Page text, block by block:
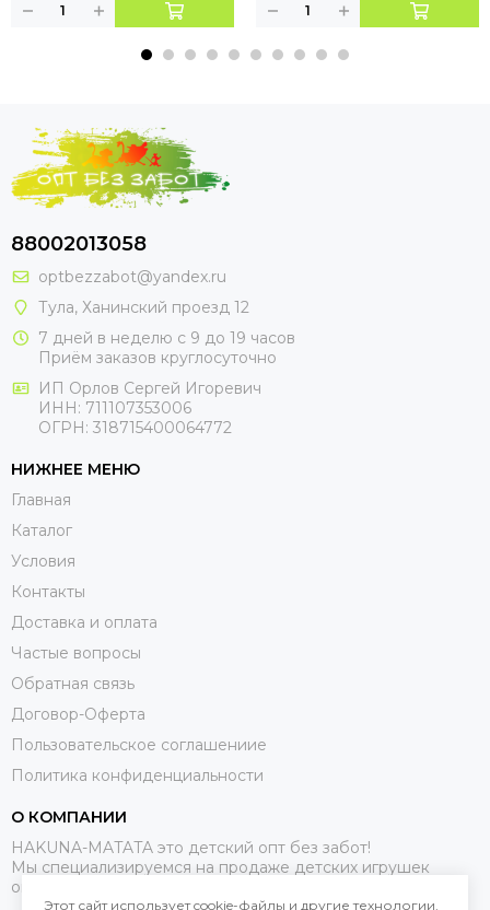
88002013058
optbezzabot@yandex.ru
Тула, Ханинский проезд 12
7 дней в неделю с 9 до 19 часов
Приём заказов круглосуточно
ИП Орлов Сергей Игоревич
ИНН: 711107353006
ОГРН: 318715400064772
НИЖНЕЕ МЕНЮ
Главная
Каталог
Условия
Контакты
Доставка и оплата
Частые вопросы
Обратная связь
Договор-Оферта
Пользовательское соглашениие
Политика конфиденциальности
О КОМПАНИИ
HAKUNA-MATATA это детский опт без забот!
Мы специализируемся на продаже детских игрушек
оптом.
Этот сайт использует cookie-файлы и другие технологии,